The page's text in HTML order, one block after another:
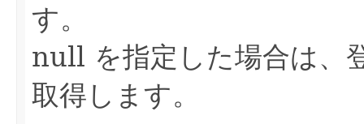
す。
null を指定した場合は、
取得します。